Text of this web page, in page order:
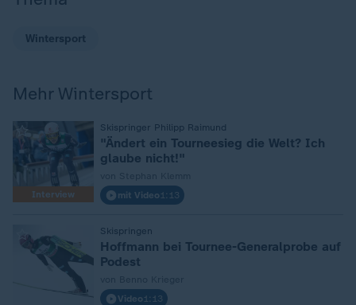
Wintersport
Mehr Wintersport
Interview
Skispringer Philipp Raimund
"Ändert ein Tourneesieg die Welt? Ich
glaube nicht!"
mit Video 1:13
Skispringen
Hoffmann bei Tournee-Generalprobe auf
Podest
Video 1:13